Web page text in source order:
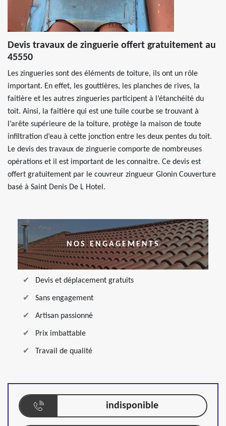
Devis travaux de zinguerie offert gratuitement au
45550
Les zingueries sont des éléments de toiture, ils ont un rôle
important. En effet, les gouttières, les planches de rives, la
faitière et les autres zingueries participent à l’étanchéité du
toit. Ainsi, la faitière qui est une tuile courbe se trouvant à
l’arête supérieure de la toiture, protège la maison de toute
infiltration d’eau à cette jonction entre les deux pentes du toit.
Le devis des travaux de zinguerie comporte de nombreuses
opérations et il est important de les connaitre. Ce devis est
offert gratuitement par le couvreur zingueur Glonin Couverture
basé à Saint Denis De L Hotel.
NOS ENGAGEMENTS
Devis et déplacement gratuits
Sans engagement
Artisan passionné
Prix imbattable
Travail de qualité
indisponible